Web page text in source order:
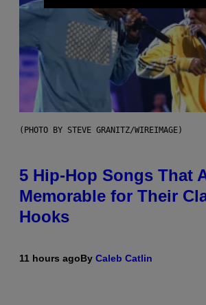
(PHOTO BY STEVE GRANITZ/WIREIMAGE)
5 Hip-Hop Songs That
Memorable for Their
Hooks
11 hours agoBy Caleb Catlin